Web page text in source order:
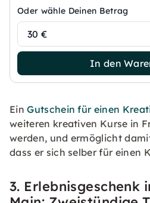
Oder wähle Deinen Betrag
30 €
In den
EinGutschein für einen
weiteren kreativen Kurse in
werden, und ermöglicht
dass er sich selber für einen
3. Erlebnisgeschenk